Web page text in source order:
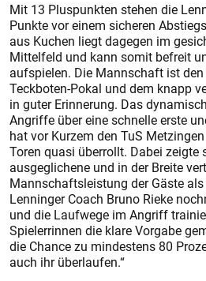
Mit 13 Pluspunkten stehen die
Punkte vor einem sicheren
aus Kuchen liegt dagegen im
Mittelfeld und kann somit befreit
aufspielen. Die Mannschaft ist
Teckboten-Pokal und dem knapp
in guter Erinnerung. Das
Angriffe über eine schnelle erste
hat vor Kurzem den TuS
Toren quasi überrollt. Dabei zeigte
ausgeglichene und in der Breite
Mannschaftsleistung der Gäste
Lenninger Coach Bruno Rieke
und die Laufwege im Angriff
Spielerrinnen die klare Vorgabe
die Chance zu mindestens 80
auch ihr überlaufen.“